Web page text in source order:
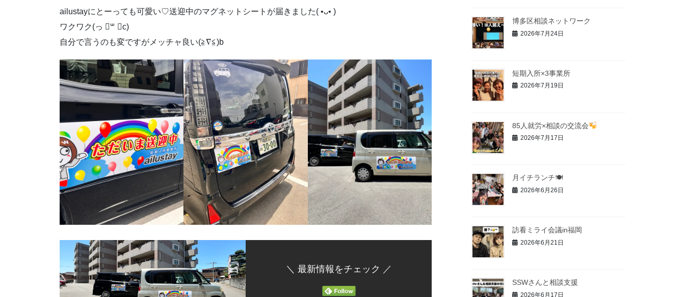
ailustayにとーっても可愛い♡送迎中のマグネットシートが届きました( •ᴗ• )
ワクワク(っ ॑꒳ ॑c)
自分で言うのも変ですがメッチャ良い(≧∇≦)b
＼ 最新情報をチェック ／
博多区相談ネットワーク
2026年7月24日
短期入所×3事業所
2026年7月19日
85人就労×相談の交流会
2026年7月17日
月イチランチ🍽
2026年6月26日
訪看ミライ会議in福岡
2026年6月21日
SSWさんと相談支援
2026年6月17日